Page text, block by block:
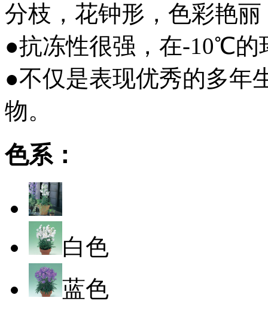
分枝，花钟形，色彩艳
●抗冻性很强，在-10℃的
●不仅是表现优秀的多年
物。
色系：
白色
蓝色